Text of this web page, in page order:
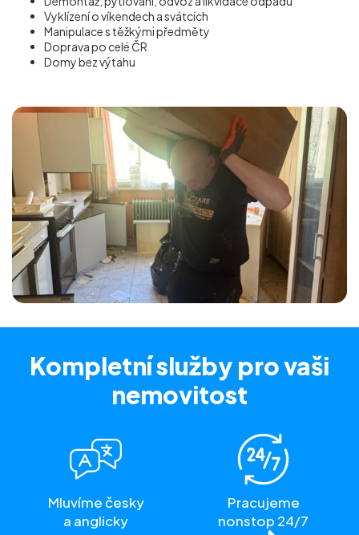
Vyklízení o víkendech a svátcích
Manipulace s těžkými předměty
Doprava po celé ČR
Domy bez výtahu
Kompletní služby pro vaši
nemovitost
Mluvíme česky
a anglicky
Pracujeme
nonstop 24/7